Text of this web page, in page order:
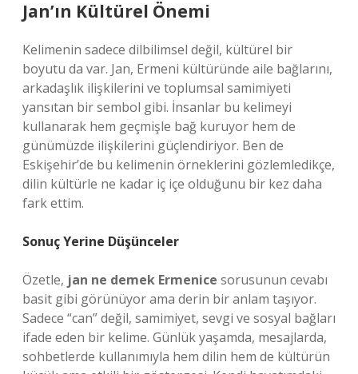
Jan’ın Kültürel Önemi
Kelimenin sadece dilbilimsel değil, kültürel bir
boyutu da var. Jan, Ermeni kültüründe aile bağlarını,
arkadaşlık ilişkilerini ve toplumsal samimiyeti
yansıtan bir sembol gibi. İnsanlar bu kelimeyi
kullanarak hem geçmişle bağ kuruyor hem de
günümüzde ilişkilerini güçlendiriyor. Ben de
Eskişehir’de bu kelimenin örneklerini gözlemledikçe,
dilin kültürle ne kadar iç içe olduğunu bir kez daha
fark ettim.
Sonuç Yerine Düşünceler
Özetle, jan ne demek Ermenice sorusunun cevabı
basit gibi görünüyor ama derin bir anlam taşıyor.
Sadece “can” değil, samimiyet, sevgi ve sosyal bağları
ifade eden bir kelime. Günlük yaşamda, mesajlarda,
sohbetlerde kullanımıyla hem dilin hem de kültürün